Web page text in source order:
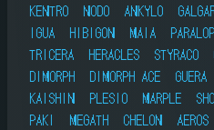
KENTRO
NODO ANKYLO
IGUA
HIBIGON MAIA
TRICERA
HERACLES STYRACO
DIMORPH
DIMORPH ACE GUERA
KAISHIN
PLESIO MARPLE
PAKI
MEGATH CHELON AEROS